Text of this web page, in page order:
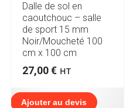
Dalle de sol en
caoutchouc – salle
de sport 15 mm
Noir/Moucheté 100
cm x 100 cm
27,00€ HT
Ajouter au devis